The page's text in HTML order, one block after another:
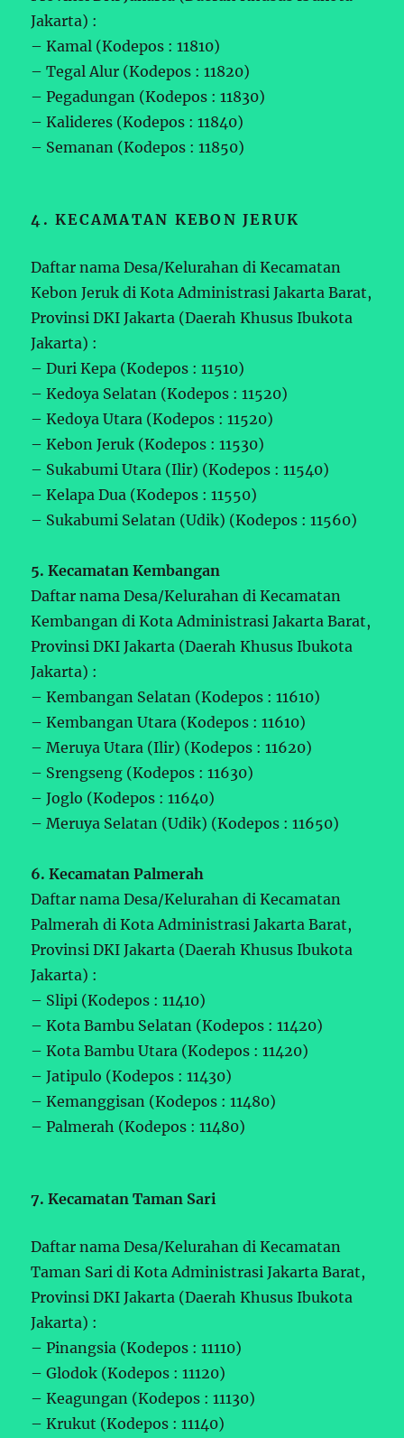
Jakarta) :
– Kamal (Kodepos : 11810)
– Tegal Alur (Kodepos : 11820)
– Pegadungan (Kodepos : 11830)
– Kalideres (Kodepos : 11840)
– Semanan (Kodepos : 11850)
4. KECAMATAN KEBON JERUK
Daftar nama Desa/Kelurahan di Kecamatan
Kebon Jeruk di Kota Administrasi Jakarta Barat,
Provinsi DKI Jakarta (Daerah Khusus Ibukota
Jakarta) :
– Duri Kepa (Kodepos : 11510)
– Kedoya Selatan (Kodepos : 11520)
– Kedoya Utara (Kodepos : 11520)
– Kebon Jeruk (Kodepos : 11530)
– Sukabumi Utara (Ilir) (Kodepos : 11540)
– Kelapa Dua (Kodepos : 11550)
– Sukabumi Selatan (Udik) (Kodepos : 11560)
5. Kecamatan Kembangan
Daftar nama Desa/Kelurahan di Kecamatan
Kembangan di Kota Administrasi Jakarta Barat,
Provinsi DKI Jakarta (Daerah Khusus Ibukota
Jakarta) :
– Kembangan Selatan (Kodepos : 11610)
– Kembangan Utara (Kodepos : 11610)
– Meruya Utara (Ilir) (Kodepos : 11620)
– Srengseng (Kodepos : 11630)
– Joglo (Kodepos : 11640)
– Meruya Selatan (Udik) (Kodepos : 11650)
6. Kecamatan Palmerah
Daftar nama Desa/Kelurahan di Kecamatan
Palmerah di Kota Administrasi Jakarta Barat,
Provinsi DKI Jakarta (Daerah Khusus Ibukota
Jakarta) :
– Slipi (Kodepos : 11410)
– Kota Bambu Selatan (Kodepos : 11420)
– Kota Bambu Utara (Kodepos : 11420)
– Jatipulo (Kodepos : 11430)
– Kemanggisan (Kodepos : 11480)
– Palmerah (Kodepos : 11480)
7. Kecamatan Taman Sari
Daftar nama Desa/Kelurahan di Kecamatan
Taman Sari di Kota Administrasi Jakarta Barat,
Provinsi DKI Jakarta (Daerah Khusus Ibukota
Jakarta) :
– Pinangsia (Kodepos : 11110)
– Glodok (Kodepos : 11120)
– Keagungan (Kodepos : 11130)
– Krukut (Kodepos : 11140)